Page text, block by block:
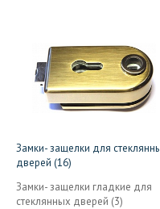
Замки- защелки для
дверей (16)
Замки- защелки гладкие для
стеклянных дверей (3)